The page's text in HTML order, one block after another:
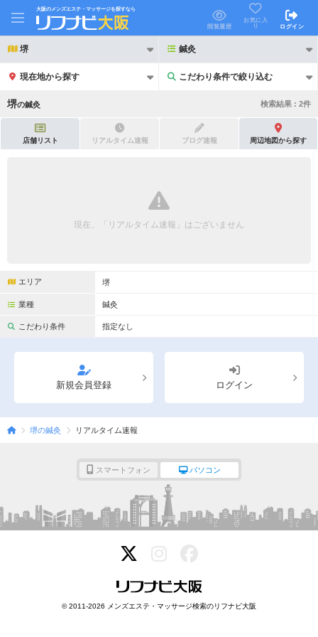
大阪のメンズエステ・マッサージを探すなら
閲覧履歴
お気に入
り
ログイン
堺 鍼灸
現在地から探す こだわり条件で絞り込む
こだわり条件で絞り込む
完全個室
ペアルームあり シャワー室完備
フットバスあり
専用駐車場あり 有資格者在籍
日本人スタッフのみ
Ｗセラピスト
こだわり条件を変更
堺の鍼灸 検索結果 : 2件
店舗リスト リアルタイム速報 ブログ速報 周辺地図から探す
現在、「リアルタイム速報」はございません
エリア 堺
業種 鍼灸
こだわり条件 指定なし
新規会員登録 ログイン
堺の鍼灸 リアルタイム速報
スマートフォン パソコン
© 2011-2026 メンズエステ・マッサージ検索のリフナビ大阪